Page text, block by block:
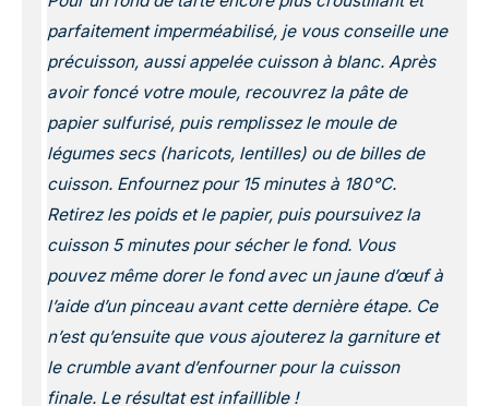
parfaitement imperméabilisé, je vous conseille une
précuisson, aussi appelée cuisson à blanc. Après
avoir foncé votre moule, recouvrez la pâte de
papier sulfurisé, puis remplissez le moule de
légumes secs (haricots, lentilles) ou de billes de
cuisson. Enfournez pour 15 minutes à 180°C.
Retirez les poids et le papier, puis poursuivez la
cuisson 5 minutes pour sécher le fond. Vous
pouvez même dorer le fond avec un jaune d’œuf à
l’aide d’un pinceau avant cette dernière étape. Ce
n’est qu’ensuite que vous ajouterez la garniture et
le crumble avant d’enfourner pour la cuisson
finale. Le résultat est infaillible !